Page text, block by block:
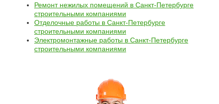
Ремонт нежилых помещений в Санкт-Петербурге
строительными компаниями
Отделочные работы в Санкт-Петербурге
строительными компаниями
Электромонтажные работы в Санкт-Петербурге
строительными компаниями